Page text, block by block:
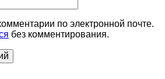
по электронной почте.
без комментирования.